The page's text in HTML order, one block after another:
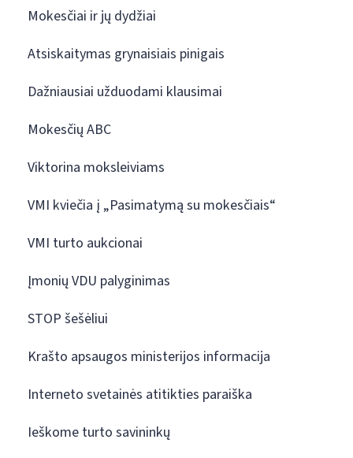
Mokesčiai ir jų dydžiai
Atsiskaitymas grynaisiais pinigais
Dažniausiai užduodami klausimai
Mokesčių ABC
Viktorina moksleiviams
VMI kviečia į „Pasimatymą su mokesčiais“
VMI turto aukcionai
Įmonių VDU palyginimas
STOP šešėliui
Krašto apsaugos ministerijos informacija
Interneto svetainės atitikties paraiška
Ieškome turto savininkų